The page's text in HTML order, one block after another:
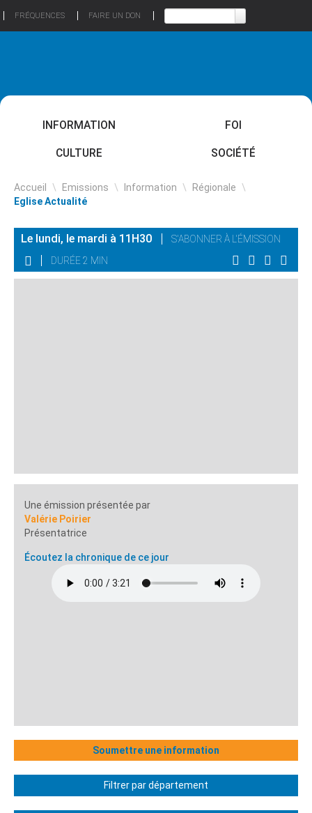
FRÉQUENCES FAIRE UN DON
INFORMATION FOI
CULTURE SOCIÉTÉ
Accueil \ Emissions \ Information \ Régionale \
Eglise Actualité
Le lundi, le mardi à 11H30
S'ABONNER À L'ÉMISSION
DURÉE 2 MIN
Une émission présentée par
Valérie Poirier
Présentatrice
Écoutez la chronique de ce jour
Soumettre une information
Filtrer par département